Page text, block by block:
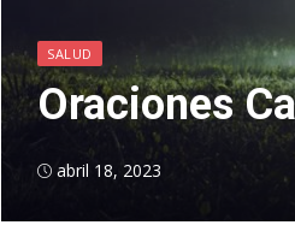
SALUD
Oraciones
Posted
abril 18, 2023